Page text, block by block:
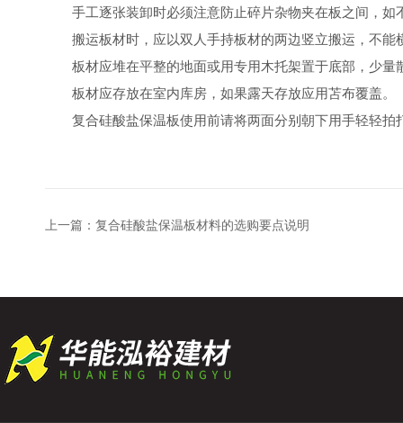
手工逐张装卸时必须注意防止碎片杂物夹在板之间，如
搬运板材时，应以双人手持板材的两边竖立搬运，不能
板材应堆在平整的地面或用专用木托架置于底部，少量
板材应存放在室内库房，如果露天存放应用苫布覆盖。
复合硅酸盐保温板使用前请将两面分别朝下用手轻轻拍
上一篇： 复合硅酸盐保温板材料的选购要点说明